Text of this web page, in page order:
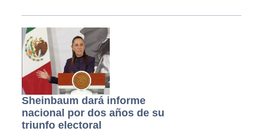
Sheinbaum dará informe
nacional por dos años de su
triunfo electoral